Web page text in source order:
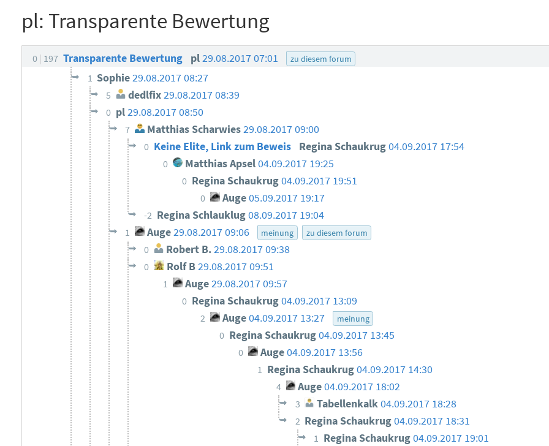
pl: Transparente Bewertung
0 197 Transparente Bewertung pl29.08.2017 07:01 zu diesem forum
1 Sophie29.08.2017 08:27
5 dedlfix29.08.2017 08:39
0 pl29.08.2017 08:50
7 Matthias Scharwies29.08.2017 09:00
0 Keine Elite, Link zum Beweis Regina Schaukrug04.09.2017 17:54
0 Matthias Apsel 04.09.2017 19:25
0 Regina Schaukrug04.09.2017 19:51
0 Auge05.09.2017 19:17
-2 Regina Schlauklug08.09.2017 19:04
1 Auge29.08.2017 09:06 meinung zu diesem forum
0 Robert B.29.08.2017 09:38
0 Rolf B 29.08.2017 09:51
1 Auge 29.08.2017 09:57
0 Regina Schaukrug04.09.2017 13:09
2 Auge04.09.2017 13:27 meinung
0 Regina Schaukrug04.09.2017 13:45
0 Auge04.09.2017 13:56
1 Regina Schaukrug04.09.2017 14:30
4 Auge 04.09.2017 18:02
3 Tabellenkalk04.09.2017 18:28
2 Regina Schaukrug04.09.2017 18:31
1 Regina Schaukrug04.09.2017 19:01